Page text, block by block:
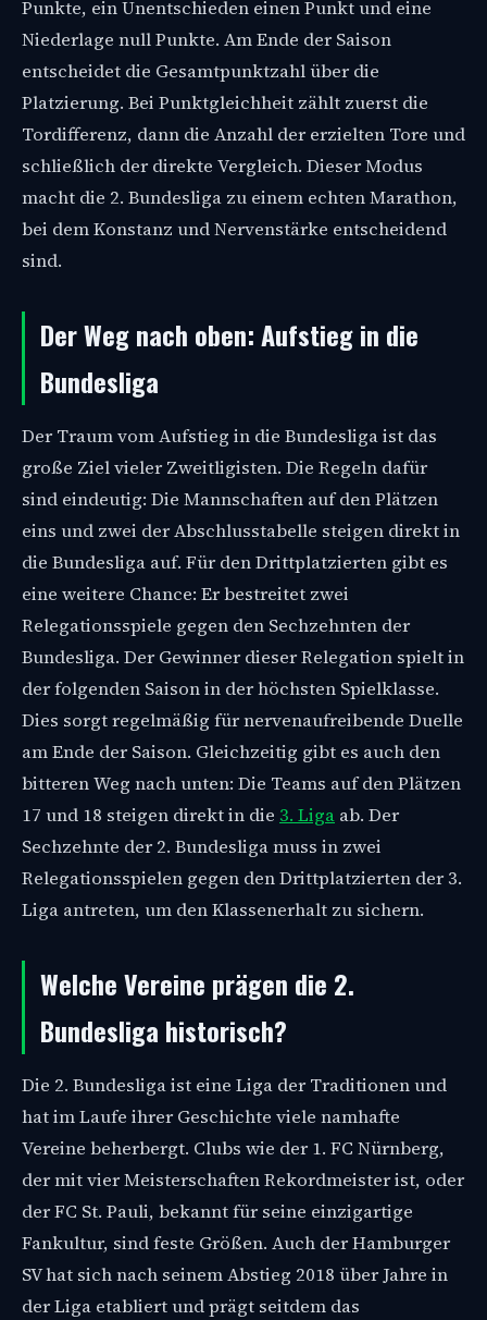
Punkte, ein Unentschieden einen Punkt und eine
Niederlage null Punkte. Am Ende der Saison
entscheidet die Gesamtpunktzahl über die
Platzierung. Bei Punktgleichheit zählt zuerst die
Tordifferenz, dann die Anzahl der erzielten Tore und
schließlich der direkte Vergleich. Dieser Modus
macht die 2. Bundesliga zu einem echten Marathon,
bei dem Konstanz und Nervenstärke entscheidend
sind.
Der Weg nach oben: Aufstieg in die
Bundesliga
Der Traum vom Aufstieg in die Bundesliga ist das
große Ziel vieler Zweitligisten. Die Regeln dafür
sind eindeutig: Die Mannschaften auf den Plätzen
eins und zwei der Abschlusstabelle steigen direkt in
die Bundesliga auf. Für den Drittplatzierten gibt es
eine weitere Chance: Er bestreitet zwei
Relegationsspiele gegen den Sechzehnten der
Bundesliga. Der Gewinner dieser Relegation spielt in
der folgenden Saison in der höchsten Spielklasse.
Dies sorgt regelmäßig für nervenaufreibende Duelle
am Ende der Saison. Gleichzeitig gibt es auch den
bitteren Weg nach unten: Die Teams auf den Plätzen
17 und 18 steigen direkt in die 3. Liga ab. Der
Sechzehnte der 2. Bundesliga muss in zwei
Relegationsspielen gegen den Drittplatzierten der 3.
Liga antreten, um den Klassenerhalt zu sichern.
Welche Vereine prägen die 2.
Bundesliga historisch?
Die 2. Bundesliga ist eine Liga der Traditionen und
hat im Laufe ihrer Geschichte viele namhafte
Vereine beherbergt. Clubs wie der 1. FC Nürnberg,
der mit vier Meisterschaften Rekordmeister ist, oder
der FC St. Pauli, bekannt für seine einzigartige
Fankultur, sind feste Größen. Auch der Hamburger
SV hat sich nach seinem Abstieg 2018 über Jahre in
der Liga etabliert und prägt seitdem das